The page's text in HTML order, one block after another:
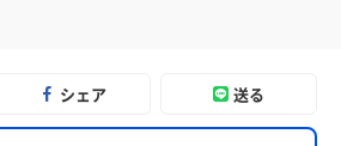
シェア 送る